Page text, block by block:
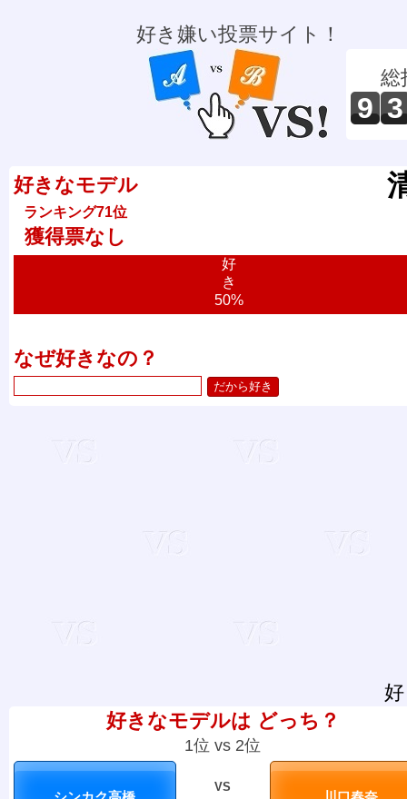
好き嫌い投票サイト！
総
9 3
好きなモデル
ランキング71位
獲得票なし
好
き
50%
なぜ好きなの？
好きなモデルは どっち？
1位 vs 2位
VS